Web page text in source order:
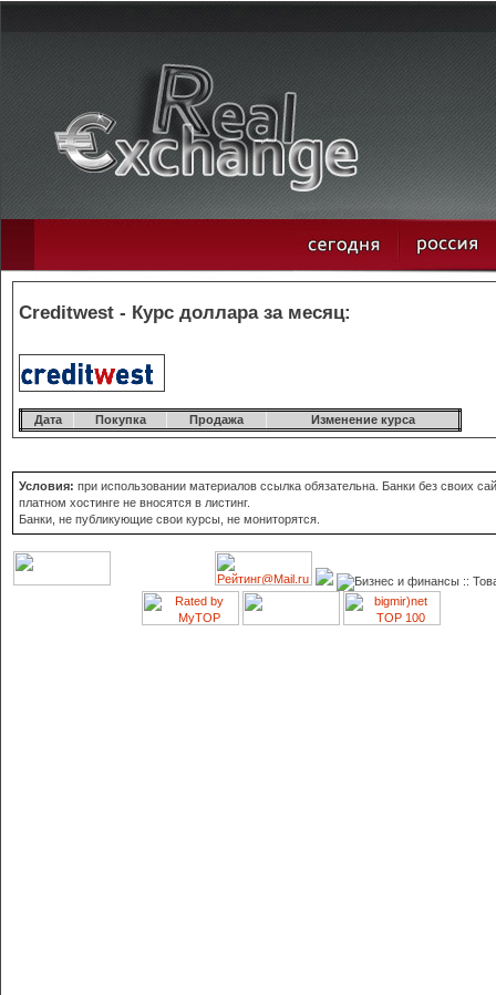
Creditwest - Курс доллара за месяц:
Дата Покупка Продажа Изменение курса
Условия: при использовании материалов ссылка обязательна. Банки без своих
платном хостинге не вносятся в листинг.
Банки, не публикующие свои курсы, не мониторятся.